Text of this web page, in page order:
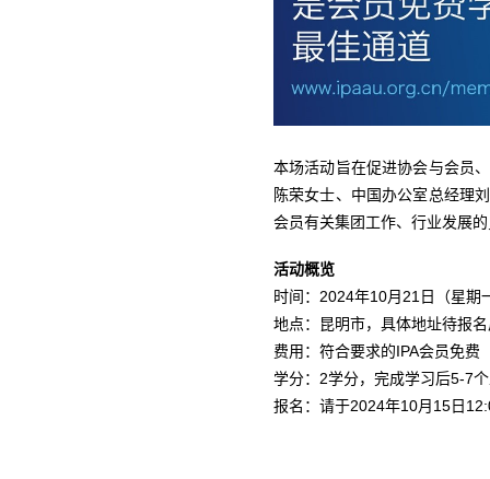
本场活动旨在促进协会与会员
陈荣女士、中国办公室总经理
会员有关集团工作、行业发展
活动概览
时间：2024年10月21日（星
地点：昆明市，具体地址待报
费用：符合要求的IPA会员免费
学分：2学分，完成学习后5-7
报名：请于2024年10月15日